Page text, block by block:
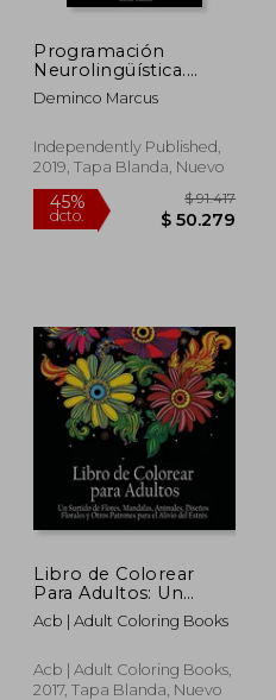
$
Programación
Neurolingüística.
Comenzando por el
Principio
Deminco Marcus
Independently Published,
2019, Tapa Blanda, Nuevo
Libro de Colorear
Para Adultos: Un
Surtido de Flores,
Mandalas, Animales,
Otros Patrones Para
el Alivio del Estres
Acb | Adult Coloring Books
Acb | Adult Coloring Books,
2017, Tapa Blanda, Nuevo